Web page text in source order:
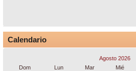
Calendario
Agosto 2026
Dom
Lun Mar Mié